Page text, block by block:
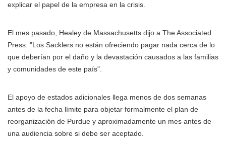
explicar el papel de la empresa en la crisis.
El mes pasado, Healey de Massachusetts dijo a The Associated
Press: "Los Sacklers no están ofreciendo pagar nada cerca de lo
que deberían por el daño y la devastación causados a las familias
y comunidades de este país".
El apoyo de estados adicionales llega menos de dos semanas
antes de la fecha límite para objetar formalmente el plan de
reorganización de Purdue y aproximadamente un mes antes de
una audiencia sobre si debe ser aceptado.